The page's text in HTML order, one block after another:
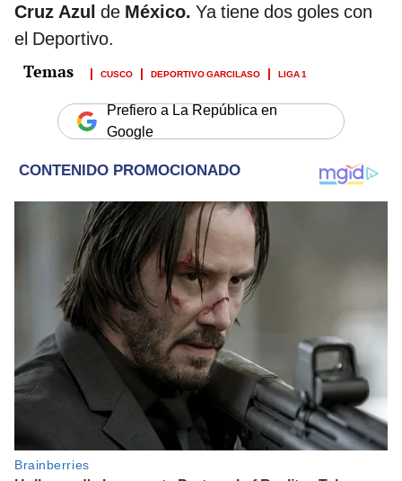
Cruz Azul de México. Ya tiene dos goles con
el Deportivo.
CUSCO DEPORTIVO GARCILASO LIGA 1
Prefiero a La República en
Google